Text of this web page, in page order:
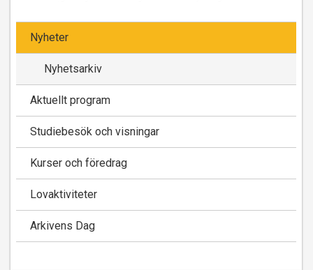
Nyheter
Nyhetsarkiv
Aktuellt program
Studiebesök och visningar
Kurser och föredrag
Lovaktiviteter
Arkivens Dag